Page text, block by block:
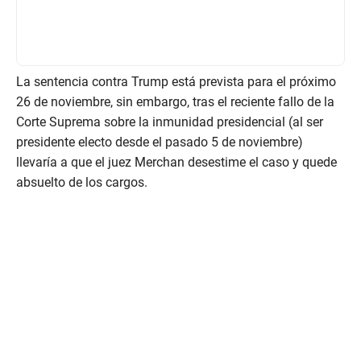
La sentencia contra Trump está prevista para el próximo
26 de noviembre, sin embargo, tras el reciente fallo de la
Corte Suprema sobre la inmunidad presidencial (al ser
presidente electo desde el pasado 5 de noviembre)
llevaría a que el juez Merchan desestime el caso y quede
absuelto de los cargos.